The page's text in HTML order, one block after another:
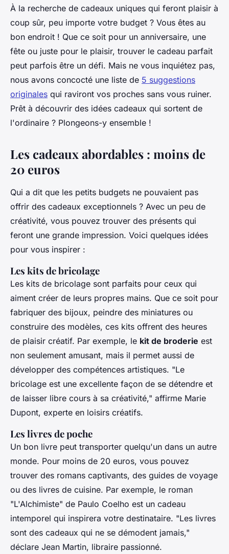
Cadeaux pour tous les budgets
: 5 suggestions originales à
découvrir
Louis •26 décembre 2024•6 min de lecture
À la recherche de cadeaux uniques qui feront plaisir à
coup sûr, peu importe votre budget ? Vous êtes au
bon endroit ! Que ce soit pour un anniversaire, une
fête ou juste pour le plaisir, trouver le cadeau parfait
peut parfois être un défi. Mais ne vous inquiétez pas,
nous avons concocté une liste de 5 suggestions
originales qui raviront vos proches sans vous ruiner.
Prêt à découvrir des idées cadeaux qui sortent de
l'ordinaire ? Plongeons-y ensemble !
Les cadeaux abordables : moins de
20 euros
Qui a dit que les petits budgets ne pouvaient pas
offrir des cadeaux exceptionnels ? Avec un peu de
créativité, vous pouvez trouver des présents qui
feront une grande impression. Voici quelques idées
pour vous inspirer :
Les kits de bricolage
Les kits de bricolage sont parfaits pour ceux qui
aiment créer de leurs propres mains. Que ce soit pour
fabriquer des bijoux, peindre des miniatures ou
construire des modèles, ces kits offrent des heures
de plaisir créatif. Par exemple, le kit de broderie est
non seulement amusant, mais il permet aussi de
développer des compétences artistiques. "Le
bricolage est une excellente façon de se détendre et
de laisser libre cours à sa créativité," affirme Marie
Dupont, experte en loisirs créatifs.
Les livres de poche
Un bon livre peut transporter quelqu'un dans un autre
monde. Pour moins de 20 euros, vous pouvez
trouver des romans captivants, des guides de voyage
ou des livres de cuisine. Par exemple, le roman
"L'Alchimiste" de Paulo Coelho est un cadeau
intemporel qui inspirera votre destinataire. "Les livres
sont des cadeaux qui ne se démodent jamais,"
déclare Jean Martin, libraire passionné.